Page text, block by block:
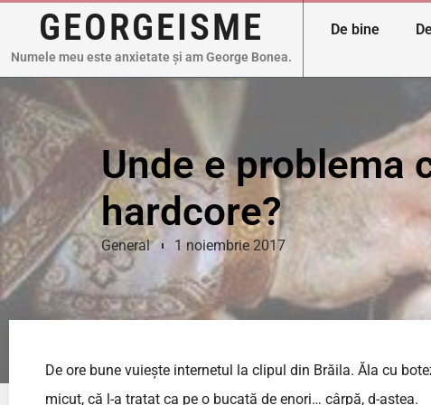
GEORGEISME
Numele meu este anxietate și am George Bonea.
De bine
Unde e problema
hardcore?
General 1 noiembrie 2017
De ore bune vuiește internetul la clipul din Brăila. Ăla cu
micuț, că l-a tratat ca pe o bucată de enori… cârpă, d-astea.